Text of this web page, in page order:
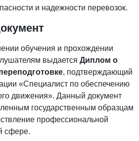
и надежности перевозок.
обучения и прохождении
выдается Диплом о
, подтверждающий
«Специалист по обеспечению
движения». Данный документ
государственным образцам
профессиональной
сфере.